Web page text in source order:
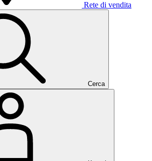
Rete di vendita
Cerca